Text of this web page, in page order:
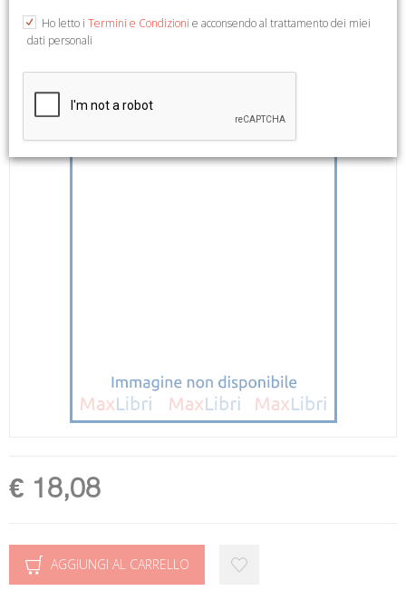
Nessi. Trascrizione del documento Laura Lametti. Foto Alberto
Giampaoli. Foligno, 1989; pp. 63, ill., cm 25x30.
€ 18,08
AGGIUNGI AL CARRELLO
Ho letto i Termini e Condizioni e acconsendo al trattamento dei miei
dati personali